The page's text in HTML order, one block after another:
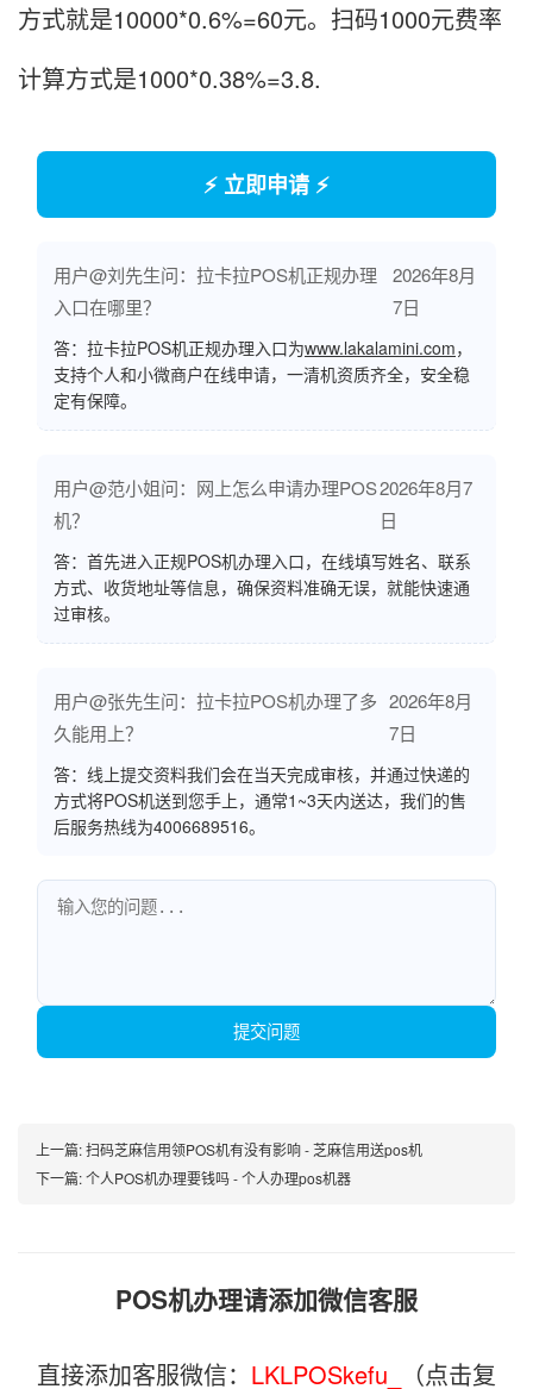
方式就是10000*0.6%=60元。扫码1000元费率
计算方式是1000*0.38%=3.8.
⚡ 立即申请 ⚡
用户@刘先生问：拉卡拉POS机正规办理
入口在哪里？
2026年8月
7日
答：拉卡拉POS机正规办理入口为www.lakalamini.com，
支持个人和小微商户在线申请，一清机资质齐全，安全稳
定有保障。
用户@范小姐问：网上怎么申请办理POS
机？
2026年8月7
日
答：首先进入正规POS机办理入口，在线填写姓名、联系
方式、收货地址等信息，确保资料准确无误，就能快速通
过审核。
用户@张先生问：拉卡拉POS机办理了多
久能用上？
2026年8月
7日
答：线上提交资料我们会在当天完成审核，并通过快递的
方式将POS机送到您手上，通常1~3天内送达，我们的售
后服务热线为4006689516。
提交问题
上一篇:扫码芝麻信用领POS机有没有影响 - 芝麻信用送pos机
下一篇:个人POS机办理要钱吗 - 个人办理pos机器
POS机办理请添加微信客服
直接添加客服微信： LKLPOSkefu_ （点击复